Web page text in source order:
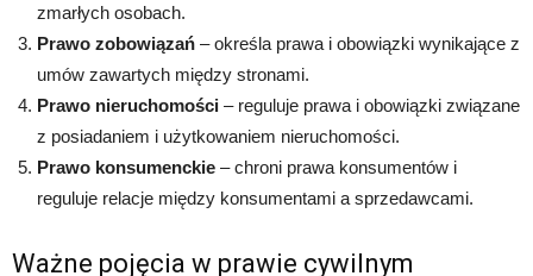
zmarłych osobach.
Prawo zobowiązań – określa prawa i obowiązki wynikające z
umów zawartych między stronami.
Prawo nieruchomości – reguluje prawa i obowiązki związane
z posiadaniem i użytkowaniem nieruchomości.
Prawo konsumenckie – chroni prawa konsumentów i
reguluje relacje między konsumentami a sprzedawcami.
Ważne pojęcia w prawie cywilnym